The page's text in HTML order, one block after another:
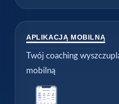
APLIKACJĄ MOBILNĄ
Twój coaching
mobilną